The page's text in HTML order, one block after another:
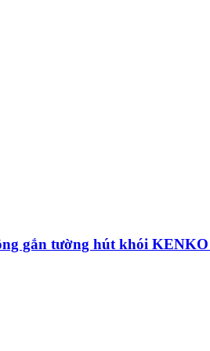
gắn tường hút khói